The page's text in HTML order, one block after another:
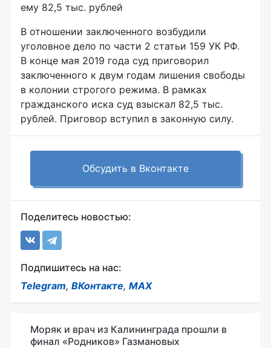
ему 82,5 тыс. рублей
В отношении заключенного возбудили
уголовное дело по части 2 статьи 159 УК РФ.
В конце мая 2019 года суд приговорил
заключенного к двум годам лишения свободы
в колонии строгого режима. В рамках
гражданского иска суд взыскал 82,5 тыс.
рублей. Приговор вступил в законную силу.
Обсудить в Вконтакте
Поделитесь новостью:
Подпишитесь на нас:
Telegram, ВКонтакте, MAX
Моряк и врач из Калининграда прошли в
финал «Родников» Газмановых